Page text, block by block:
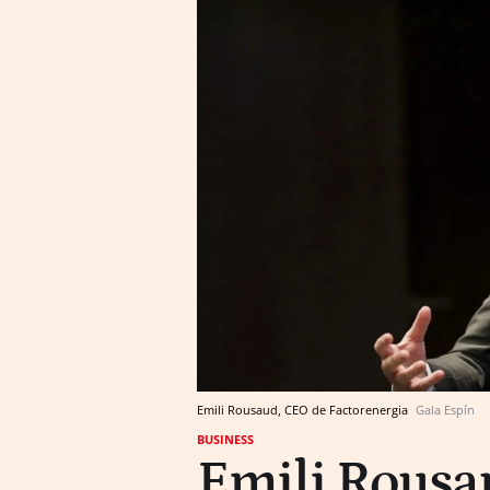
Emili Rousaud, CEO de Factorenergia Gala Espín
BUSINESS